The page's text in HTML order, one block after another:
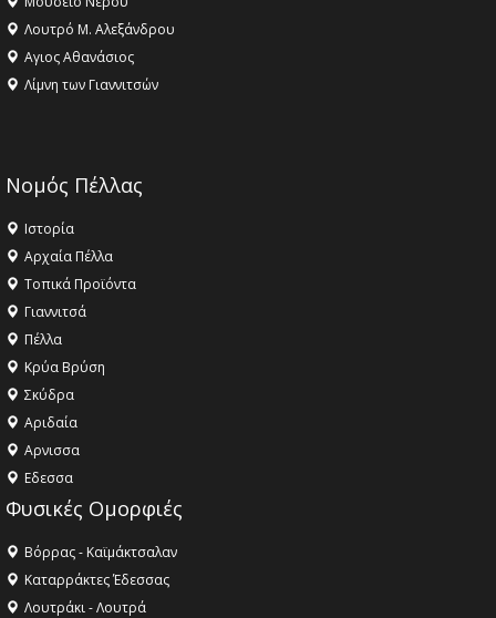
Λουτρό Μ. Αλεξάνδρου
Αγιος Αθανάσιος
Λίμνη των Γιαννιτσών
Νομός Πέλλας
Ιστορία
Αρχαία Πέλλα
Τοπικά Προϊόντα
Γιαννιτσά
Πέλλα
Κρύα Βρύση
Σκύδρα
Αριδαία
Aρνισσα
Eδεσσα
Φυσικές Ομορφιές
Βόρρας - Καϊμάκτσαλαν
Καταρράκτες Έδεσσας
Λουτράκι - Λουτρά